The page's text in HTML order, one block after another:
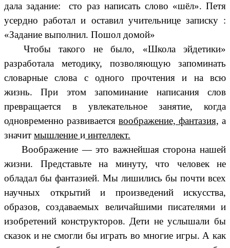
дала задание: сто раз написать слово «шёл». Петя
усердно работал и оставил учительнице записку :
«Задание выполнил. Пошол домой»
Чтобы такого не было, «Школа эйдетики»
разработала методику, позволяющую запоминать
словарные слова с одного прочтения и на всю
жизнь. При этом запоминание написания слов
превращается в увлекательное занятие, когда
одновременно развивается воображение, фантазия, а
значит мышление и интеллект.
Воображение — это важнейшая сторона нашей
жизни. Представьте на минуту, что человек не
обладал бы фантазией. Мы лишились бы почти всех
научных открытий и произведений искусства,
образов, создаваемых величайшими писателями и
изобретений конструкторов. Дети не услышали бы
сказок и не смогли бы играть во многие игры. А как